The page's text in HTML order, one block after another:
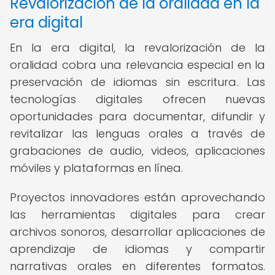
era digital
En la era digital, la revalorización de la
oralidad cobra una relevancia especial en la
preservación de idiomas sin escritura. Las
tecnologías digitales ofrecen nuevas
oportunidades para documentar, difundir y
revitalizar las lenguas orales a través de
grabaciones de audio, videos, aplicaciones
móviles y plataformas en línea.
Proyectos innovadores están aprovechando
las herramientas digitales para crear
archivos sonoros, desarrollar aplicaciones de
aprendizaje de idiomas y compartir
narrativas orales en diferentes formatos.